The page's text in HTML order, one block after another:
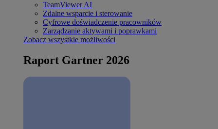
TeamViewer AI
Zdalne wsparcie i sterowanie
Cyfrowe doświadczenie pracowników
Zarządzanie aktywami i poprawkami
Zobacz wszystkie możliwości
Raport Gartner 2026